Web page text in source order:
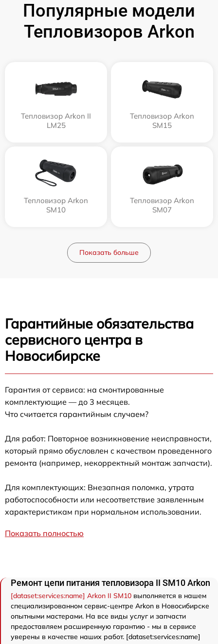
Популярные модели
Тепловизоров Arkon
Тепловизор Arkon II
LM25
Тепловизор Arkon
SM15
Тепловизор Arkon
SM10
Тепловизор Arkon
SM07
Показать больше
Гарантийные обязательства
сервисного центра в
Новосибирске
Гарантия от сервиса: на смонтированные
комплектующие — до 3 месяцев.
Что считается гарантийным случаем?
Для работ: Повторное возникновение неисправности,
который прямо обусловлен с качеством проведенного
ремонта (например, некорректный монтаж запчасти).
Для комплектующих: Внезапная поломка, утрата
работоспособности или несоответствие заявленным
характеристикам при нормальном использовании.
Показать полностью
Ремонт цепи питания тепловизора II SM10 Arkon
[dataset:services:name] Arkon II SM10 выполняется в нашем
специализированном сервис-центре Arkon в Новосибирске
опытными мастерами. На все виды услуг и запчасти
предоставляем расширенную гарантию - мы в сервисе
уверены в качестве наших работ. [dataset:services:name]